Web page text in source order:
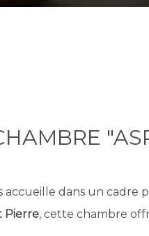
accueille dans un cadre
Pierre, cette chambre